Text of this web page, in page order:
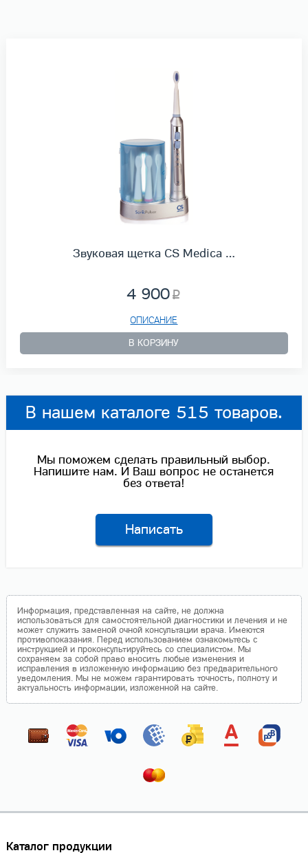
Звуковая щетка CS Medica …
4 900
ОПИСАНИЕ
В КОРЗИНУ
В нашем каталоге 515 товаров.
Мы поможем сделать правильный выбор.
Напишите нам. И Ваш вопрос не останется
без ответа!
Написать
Информация, представленная на сайте, не должна
использоваться для самостоятельной диагностики и лечения и не
может служить заменой очной консультации врача. Имеются
противопоказания. Перед использованием ознакомьтесь с
инструкцией и проконсультируйтесь со специалистом. Мы
сохраняем за собой право вносить любые изменения и
исправления в изложенную информацию без предварительного
уведомления. Мы не можем гарантировать точность, полноту и
актуальность информации, изложенной на сайте.
Каталог продукции